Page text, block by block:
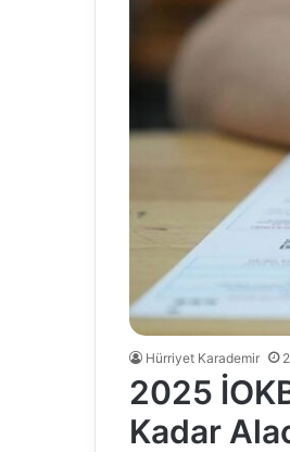
Hürriyet Karademir
2025
Kadar